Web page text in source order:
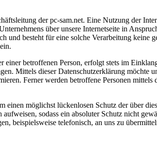
der pc-sam.net. Eine Nutzung der
über unsere Internetseite in
und besteht für eine solche Verarbeitung keine
betroffenen Person, erfolgt stets im
Mittels dieser Datenschutzerklärung möchte
Ferner werden betroffene Personen mittels
möglichst lückenlosen Schutz der über
sodass ein absoluter Schutz nicht
beispielsweise telefonisch, an uns zu